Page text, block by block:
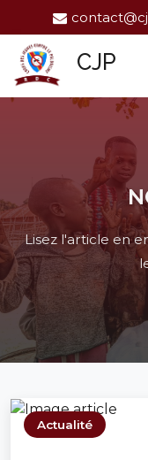
CJP
Lisez l'article en
Actualité